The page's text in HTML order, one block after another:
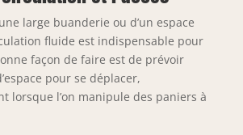
large buanderie ou d’un espace
fluide est indispensable pour
façon de faire est de prévoir
pour se déplacer,
lorsque l’on manipule des paniers à